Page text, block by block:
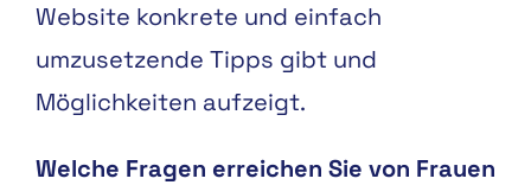
Website konkrete und einfach
umzusetzende Tipps gibt und
Möglichkeiten aufzeigt.
Welche Fragen erreichen Sie von Frauen